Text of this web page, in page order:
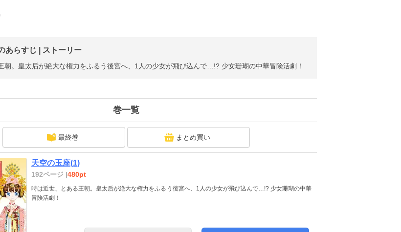
あらすじ | ストーリー
朝。皇太后が絶大な権力をふるう後宮へ、1人の少女が飛び込んで…!? 少女珊瑚の中華冒険活劇！
巻一覧
最終巻 まとめ買い
天空の玉座(1)
192ページ |480pt
時は近世、とある王朝。皇太后が絶大な権力をふるう後宮へ、1人の少女が飛び込んで…!? 少女珊瑚の中華
冒険活劇！